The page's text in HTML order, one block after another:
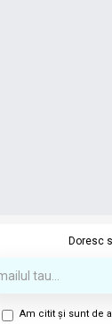
Doresc
Am citit şi sunt de